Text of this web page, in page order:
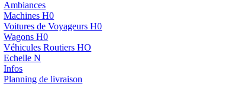
Ambiances
Machines H0
Voitures de Voyageurs H0
Wagons H0
Véhicules Routiers HO
Echelle N
Infos
Planning de livraison